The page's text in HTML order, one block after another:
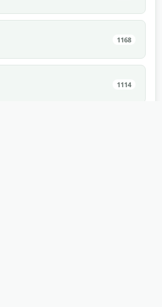
1168
1114